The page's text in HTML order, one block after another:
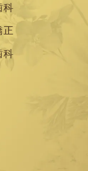
科
正
科